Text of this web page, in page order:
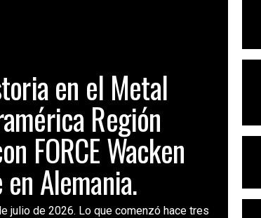
en el Metal
Región
FORCE Wacken
Alemania.
julio de 2026. Lo que comenzó hace tres